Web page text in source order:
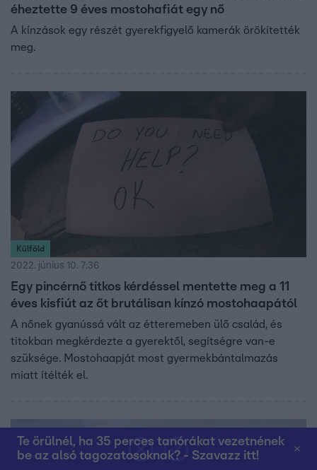
Te örülnél, ha 35 perces tanórákat vezetnének
be az alsó tagozatosoknak? - Szavazz itt!
éheztette 9 éves mostohafiát egy nő
A kínzások egy részét gyerekfigyelő kamerák örökítették
meg.
Külföld
2022. június 10. 7:36
Egy pincérnő titkos kérdéssel mentette meg a 11
éves kisfiút az őt brutálisan kínzó mostohaapától
A nőnek gyanússá vált az étteremeben ülő család, és
titokban megkérdezte a gyerektől, segítségre van-e
szüksége. Mostohaapját most gyermekbántalmazás
miatt ítélték el.